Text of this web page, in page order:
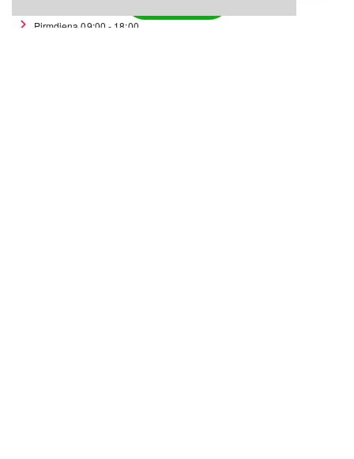
Pirmdiena 09:00 - 18:00